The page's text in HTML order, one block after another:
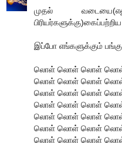
முதல்
இப்போ எங்களுக்கும்
லொள் லொள் லொள்
லொள் லொள் லொள்
லொள் லொள் லொள்
லொள் லொள் லொள்
லொள் லொள் லொள்
லொள் லொள் லொள்
லொள் லொள் லொள்